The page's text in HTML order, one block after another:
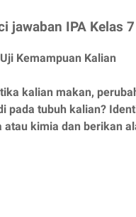
jawaban IPA Kelas
Kemampuan Kalian
kalian makan,
pada tubuh kalian?
atau kimia dan berikan